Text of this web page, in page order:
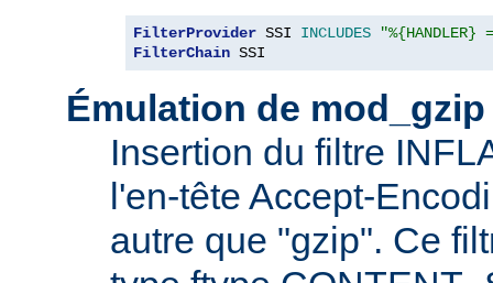
FilterProvider SSI INCLUDES
FilterChain SSI
Émulation de
Insertion du filtre
l'en-tête Accept-
autre que "gzip". Ce